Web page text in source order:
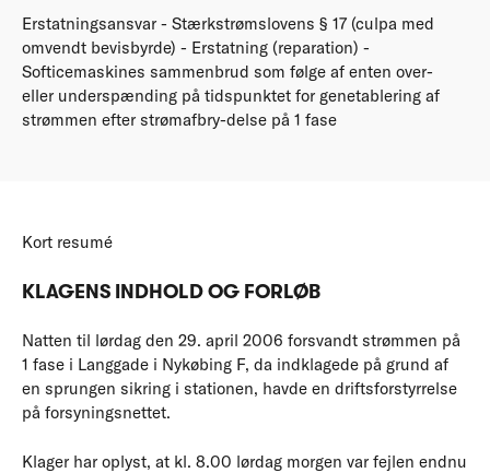
Erstatningsansvar - Stærkstrømslovens § 17 (culpa med
omvendt bevisbyrde) - Erstatning (reparation) -
Softicemaskines sammenbrud som følge af enten over-
eller underspænding på tidspunktet for genetablering af
strømmen efter strømafbry-delse på 1 fase
Kort resumé
KLAGENS INDHOLD OG FORLØB
Natten til lørdag den 29. april 2006 forsvandt strømmen på
1 fase i Langgade i Nykøbing F, da indklagede på grund af
en sprungen sikring i stationen, havde en driftsforstyrrelse
på forsyningsnettet.
Klager har oplyst, at kl. 8.00 lørdag morgen var fejlen endnu